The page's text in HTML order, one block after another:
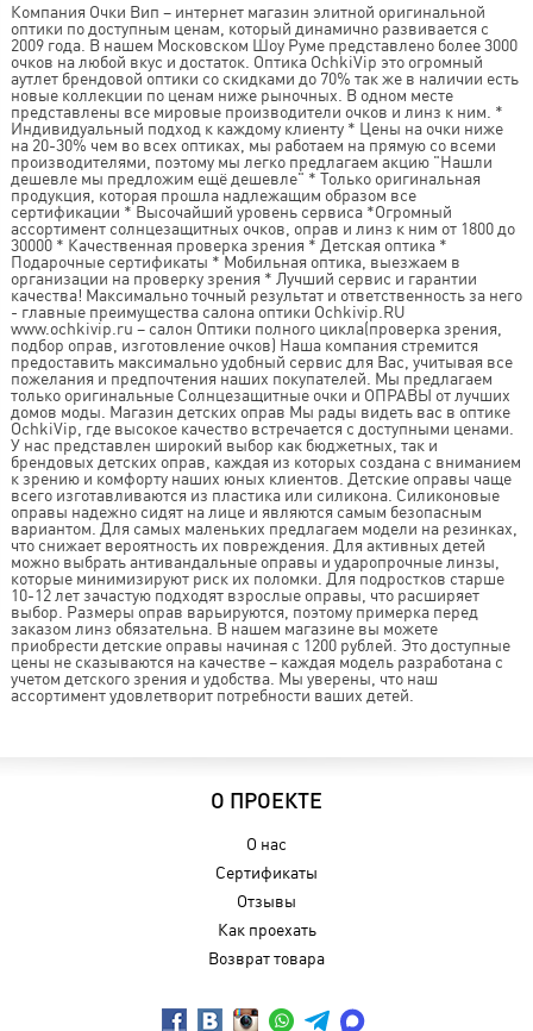
Компания Очки Вип – интернет магазин элитной оригинальной
оптики по доступным ценам, который динамично развивается с
2009 года. В нашем Московском Шоу Руме представлено более 3000
очков на любой вкус и достаток. Оптика OchkiVip это огромный
аутлет брендовой оптики со скидками до 70% так же в наличии есть
новые коллекции по ценам ниже рыночных. В одном месте
представлены все мировые производители очков и линз к ним. *
Индивидуальный подход к каждому клиенту * Цены на очки ниже
на 20-30% чем во всех оптиках, мы работаем на прямую со всеми
производителями, поэтому мы легко предлагаем акцию "Нашли
дешевле мы предложим ещё дешевле" * Только оригинальная
продукция, которая прошла надлежащим образом все
сертификации * Высочайший уровень сервиса *Огромный
ассортимент солнцезащитных очков, оправ и линз к ним от 1800 до
30000 * Качественная проверка зрения * Детская оптика *
Подарочные сертификаты * Мобильная оптика, выезжаем в
организации на проверку зрения * Лучший сервис и гарантии
качества! Максимально точный результат и ответственность за него
- главные преимущества салона оптики Ochkivip.RU
www.ochkivip.ru – салон Оптики полного цикла(проверка зрения,
подбор оправ, изготовление очков) Наша компания стремится
предоставить максимально удобный сервис для Вас, учитывая все
пожелания и предпочтения наших покупателей. Мы предлагаем
только оригинальные Солнцезащитные очки и ОПРАВЫ от лучших
домов моды. Магазин детских оправ Мы рады видеть вас в оптике
OchkiVip, где высокое качество встречается с доступными ценами.
У нас представлен широкий выбор как бюджетных, так и
брендовых детских оправ, каждая из которых создана с вниманием
к зрению и комфорту наших юных клиентов. Детские оправы чаще
всего изготавливаются из пластика или силикона. Силиконовые
оправы надежно сидят на лице и являются самым безопасным
вариантом. Для самых маленьких предлагаем модели на резинках,
что снижает вероятность их повреждения. Для активных детей
можно выбрать антивандальные оправы и ударопрочные линзы,
которые минимизируют риск их поломки. Для подростков старше
10-12 лет зачастую подходят взрослые оправы, что расширяет
выбор. Размеры оправ варьируются, поэтому примерка перед
заказом линз обязательна. В нашем магазине вы можете
приобрести детские оправы начиная с 1200 рублей. Это доступные
цены не сказываются на качестве – каждая модель разработана с
учетом детского зрения и удобства. Мы уверены, что наш
ассортимент удовлетворит потребности ваших детей.
О ПРОЕКТЕ
О нас
Сертификаты
Отзывы
Как проехать
Возврат товара